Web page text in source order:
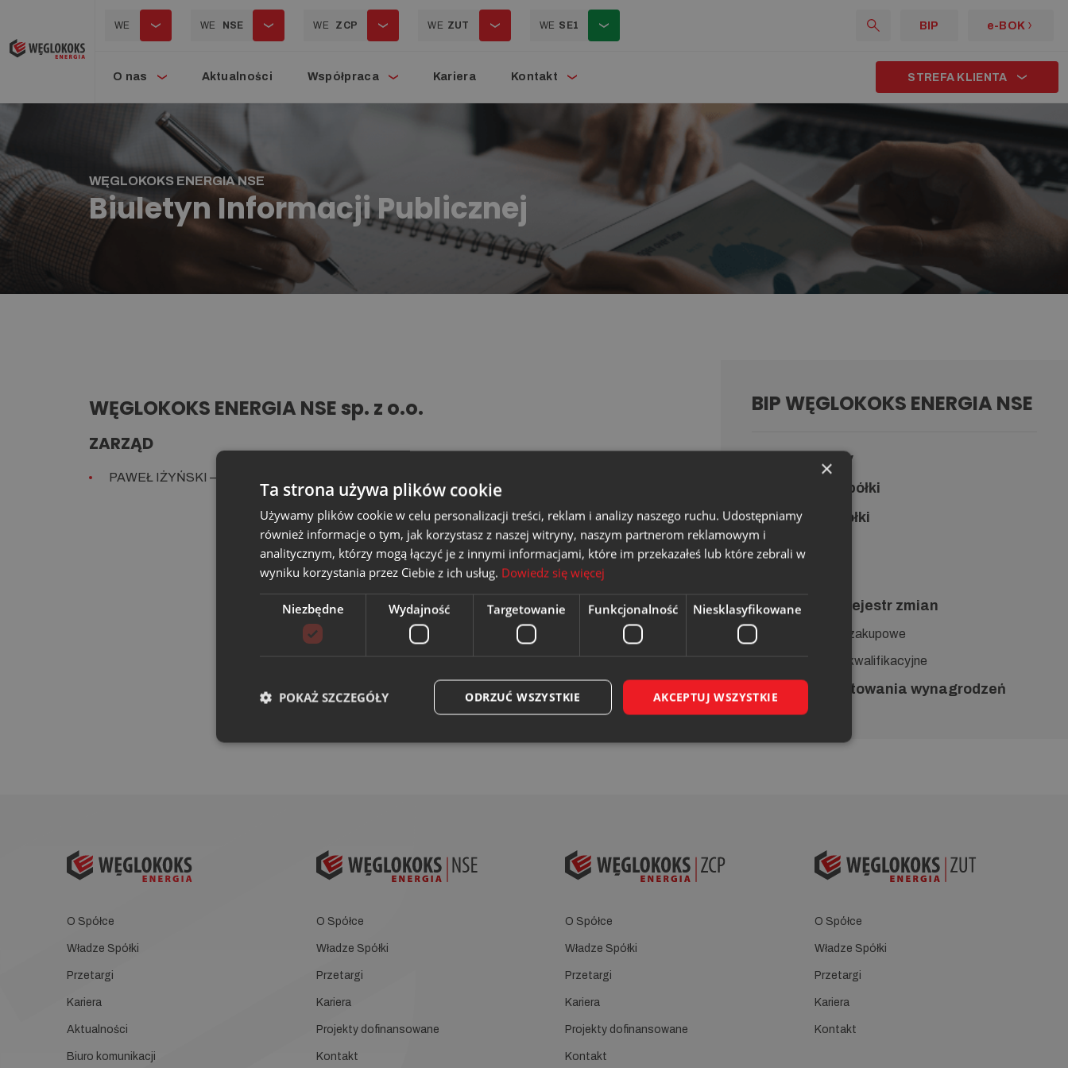
WE WE NSE WE ZCP WE ZUT WE SE1 BIP e-BOK
O nas Aktualności Współpraca Kariera Kontakt STREFA KLIENTA
WĘGLOKOKS ENERGIA NSE
Biuletyn Informacji Publicznej
WĘGLOKOKS ENERGIA NSE sp. z o.o.
ZARZĄD
PAWEŁ IŻYŃSKI – WICEPREZES ZARZĄDU
BIP WĘGLOKOKS ENERGIA NSE
Status prawny
Działalność Spółki
Organy Spółki
Umowa Spółki
Ogłoszenia i Rejestr zmian
Postępowania zakupowe
Postępowania kwalifikacyjne
Zasady kształtowania wynagrodzeń
O Spółce
Władze Spółki
Przetargi
Kariera
Aktualności
Biuro komunikacji
O Spółce
Władze Spółki
Przetargi
Kariera
Projekty dofinansowane
Kontakt
O Spółce
Władze Spółki
Przetargi
Kariera
Projekty dofinansowane
Kontakt
O Spółce
Władze Spółki
Przetargi
Kariera
Kontakt
×
Ta strona używa plików cookie
Używamy plików cookie w celu personalizacji treści, reklam i analizy naszego ruchu. Udostępniamy
również informacje o tym, jak korzystasz z naszej witryny, naszym partnerom reklamowym i
analitycznym, którzy mogą łączyć je z innymi informacjami, które im przekazałeś lub które zebrali w
wyniku korzystania przez Ciebie z ich usług. Dowiedz się więcej
Niezbędne Wydajność Targetowanie Funkcjonalność Niesklasyfikowane
AKCEPTUJ WSZYSTKIE
ODRZUĆ WSZYSTKIE
POKAŻ SZCZEGÓŁY